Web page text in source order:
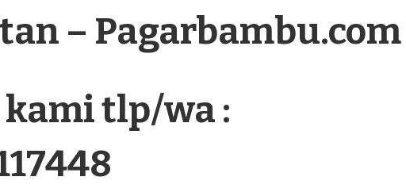
– Pagarbambu.com
tlp/wa :